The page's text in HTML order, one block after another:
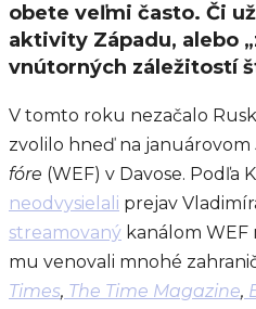
obete veľmi často. Či
aktivity Západu, alebo
vnútorných záležitostí
V tomto roku nezačalo
zvolilo hneď na januárovom
fóre (WEF) v Davose. Podľa
neodvysielali prejav
streamovaný kanálom
mu venovali mnohé
Times, The Time Magazine,